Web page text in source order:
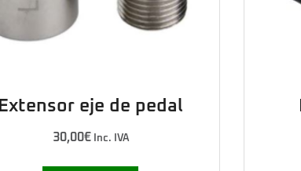
Extensor eje de pedal
30,00€Inc. IVA